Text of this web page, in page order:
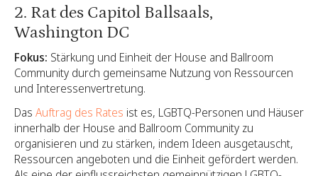
2. Rat des Capitol Ballsaals,
Washington DC
Fokus: Stärkung und Einheit der House and Ballroom
Community durch gemeinsame Nutzung von Ressourcen
und Interessenvertretung.
Das Auftrag des Rates ist es, LGBTQ-Personen und Häuser
innerhalb der House and Ballroom Community zu
organisieren und zu stärken, indem Ideen ausgetauscht,
Ressourcen angeboten und die Einheit gefördert werden.